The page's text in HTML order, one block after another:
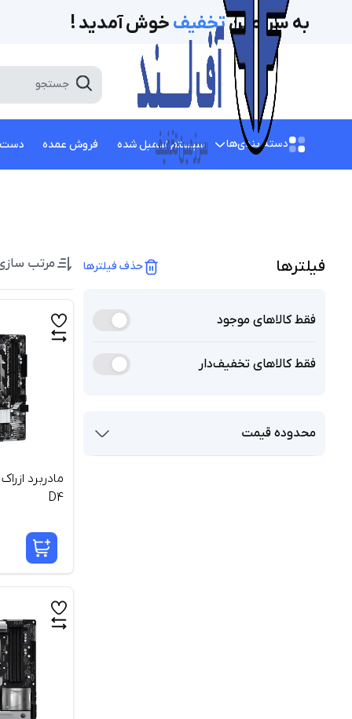
به سرزمینتخفیف‌ خوش آمدید !
دسته بندی‌ها سیستم اسمبل شده فروش عمده دست
فیلتر‌ها حذف فیلترها
فقط کالاهای موجود
فقط کالاهای تخفیف‌دار
محدوده قیمت
مرتب
D4